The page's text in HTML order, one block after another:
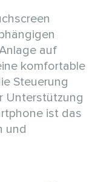
auf
komfortable
Steuerung
Unterstützung
ist das
und